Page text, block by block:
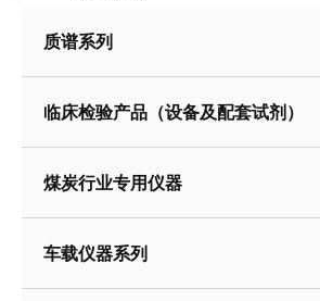
质谱系列
临床检验产品（设备及配套试剂）
煤炭行业专用仪器
车载仪器系列